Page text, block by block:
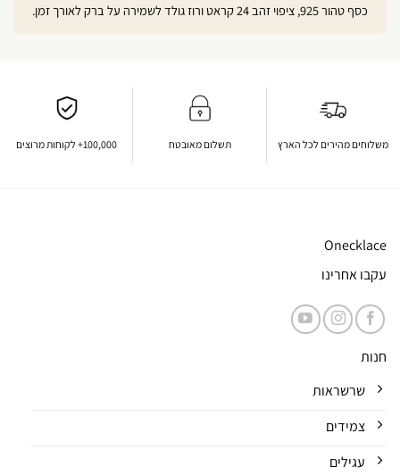
כסף טהור 925, ציפוי זהב 24 קראט ורוז גולד לשמירה על ברק לאורך זמן.
משלוחים מהירים לכל הארץ תשלום מאובטח 100,000+ לקוחות מרוצים
Onecklace
עקבו אחרינו
חנות
שרשראות
צמידים
עגילים